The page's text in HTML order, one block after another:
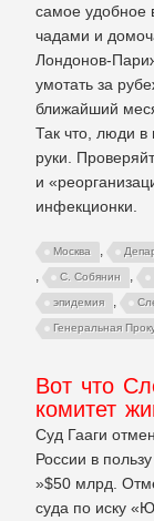
самое удобное
чадами и
Лондонов-
умотать за
ближайший
Так что, люди
руки.
и
инфекционки.
Москва ,
, С. Собянин ,
эпидемия ,
Генеральная
Вот что
комитет
Суд Гааги
России в
»$50 млрд.
суда по иску